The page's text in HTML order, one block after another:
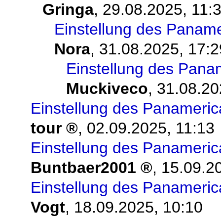
Gringa, 29.08.2025,
Einstellung des
Nora, 31.08.2025,
Einstellung des
Muckiveco,
Einstellung des
tour
, 02.09.2025, 11:13
Einstellung des
Buntbaer2001
,
Einstellung des
Vogt, 18.09.2025, 10:10